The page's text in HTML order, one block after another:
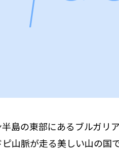
島の東部にあるブルガリ
ピ山脈が走る美しい山の国